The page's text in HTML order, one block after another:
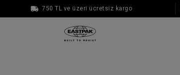
750 TL ve üzeri ücretsiz kargo
1000 TL ve üzeri ücretsiz kargo